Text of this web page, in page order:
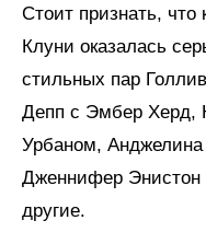
Стоит признать, что
Клуни оказалась
стильных пар
Депп с Эмбер Херд,
Урбаном,
Дженнифер Энистон
другие.